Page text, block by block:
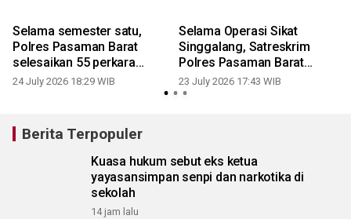
Selama semester satu,
Polres Pasaman Barat
selesaikan 55 perkara
melalui restorative justice
24 July 2026 18:29 WIB
Selama Operasi Sikat
Singgalang, Satreskrim
Polres Pasaman Barat
ungkap tujuh kasus tindak
pidana kejahatan selama 14
23 July 2026 17:43 WIB
Berita Terpopuler
Kuasa hukum sebut eks ketua
yayasansimpan senpi dan narkotika di
sekolah
14 jam lalu